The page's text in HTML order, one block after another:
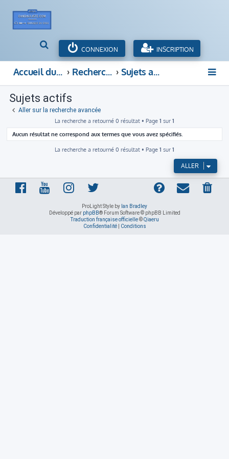
h
e
r
e
r
CONNEXION INSCRIPTION
Accueil du forum Rechercher Sujets actifs
Sujets actifs
Aller sur la recherche avancée
La recherche a retourné 0 résultat • Page 1 sur 1
Aucun résultat ne correspond aux termes que vous avez spécifiés.
La recherche a retourné 0 résultat • Page 1 sur 1
ALLER
ProLight Style by Ian Bradley
Développé par phpBB® Forum Software © phpBB Limited
Traduction française officielle©Qiaeru
Confidentialité| Conditions